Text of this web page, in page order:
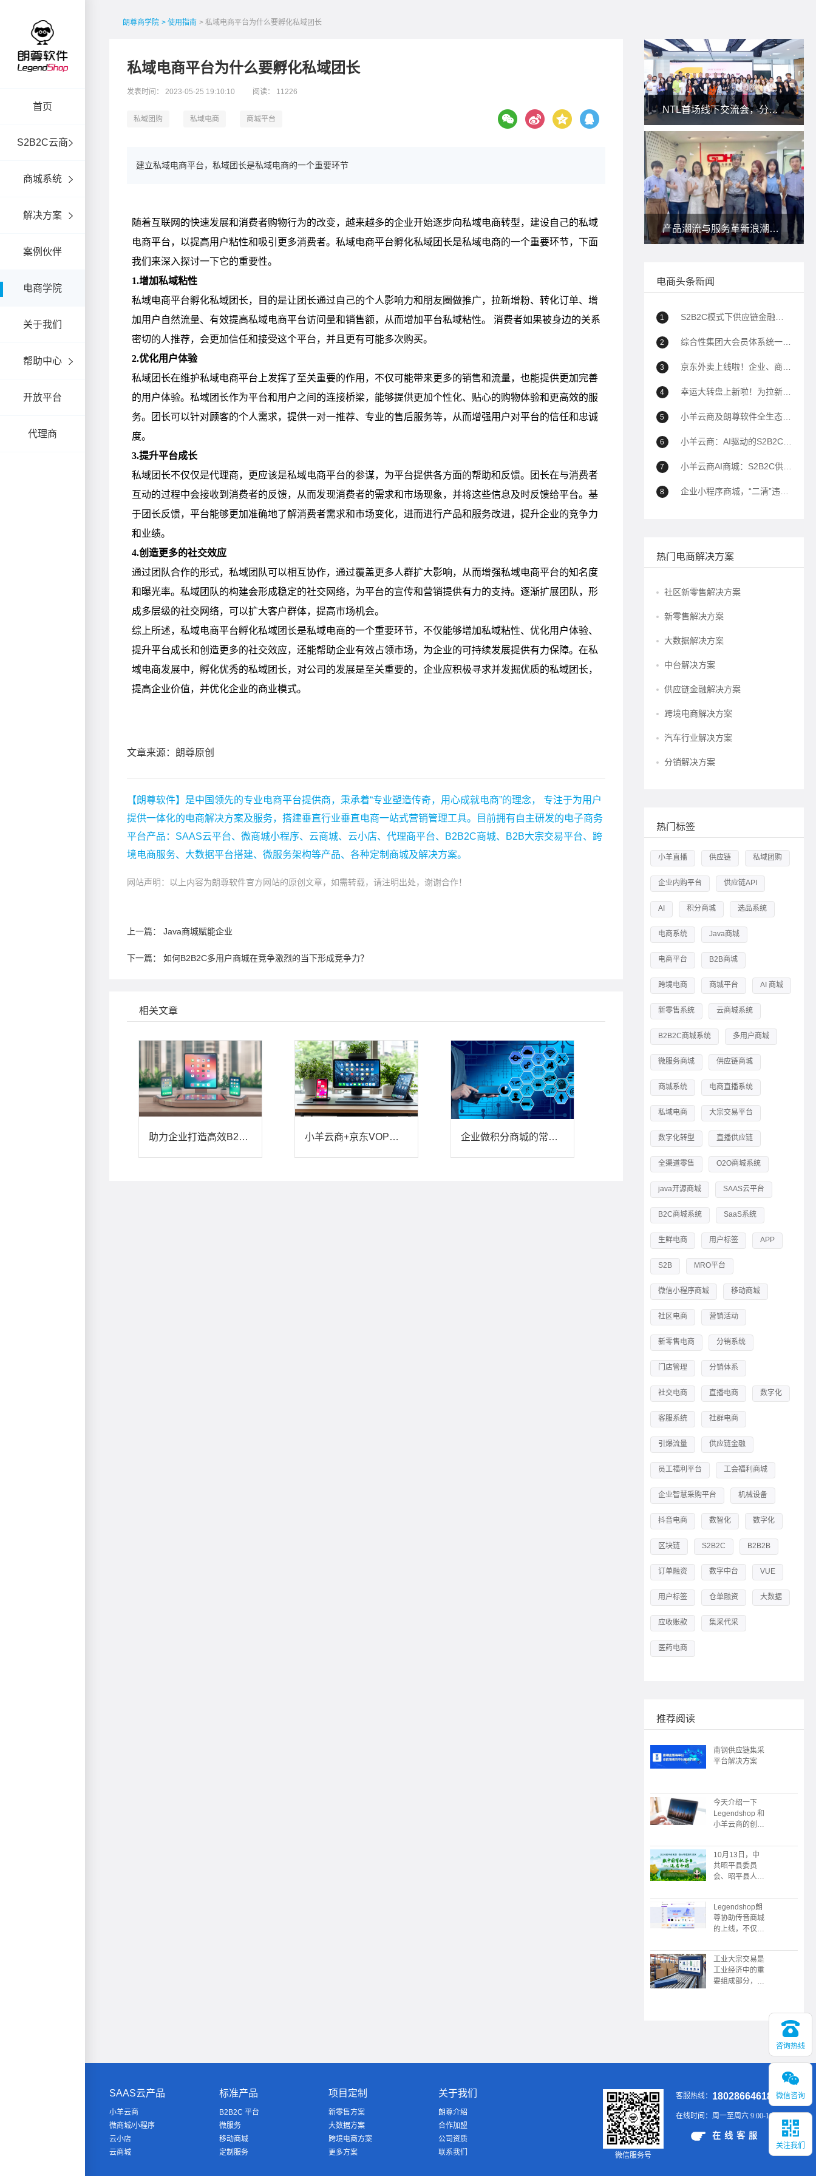
首页
S2B2C云商
商城系统
解决方案
案例伙伴
电商学院
关于我们
帮助中心
开放平台
代理商
朗尊商学院 > 使用指南 > 私域电商平台为什么要孵化私域团长
私域电商平台为什么要孵化私域团长
发表时间： 2023-05-25 19:10:10 阅读： 11226
私域团购 私域电商 商城平台
建立私域电商平台，私域团长是私域电商的一个重要环节
文章来源：朗尊原创
【朗尊软件】是中国领先的专业电商平台提供商，秉承着“专业塑造传奇，用心成就电商”的理念， 专注于为用户
提供一体化的电商解决方案及服务，搭建垂直行业垂直电商一站式营销管理工具。目前拥有自主研发的电子商务
平台产品：SAAS云平台、微商城小程序、云商城、云小店、代理商平台、B2B2C商城、B2B大宗交易平台、跨
境电商服务、大数据平台搭建、微服务架构等产品、各种定制商城及解决方案。
网站声明：以上内容为朗尊软件官方网站的原创文章，如需转载，请注明出处，谢谢合作！
上一篇： Java商城赋能企业
下一篇： 如何B2B2C多用户商城在竞争激烈的当下形成竞争力？
相关文章
助力企业打造高效B2C独立电商系统 小羊云商+京东VOP：供应链生态升级提升电商效率 企业做积分商城的常见误区，来看看你中招了没
NTL首场线下交流会，分享私域新玩法！
产品潮流与服务革新浪潮下，朗尊与省人协一起研讨：人力资源服务供应商如何应对？
电商头条新闻
1 S2B2C模式下供应链金融如何助力企业降本增效？
2 综合性集团大会员体系统一解决方案
3 京东外卖上线啦！企业、商家自己的商城也能用上京东外卖！
4 幸运大转盘上新啦！为拉新、转化、留存增加新帮手！
5 小羊云商及朗尊软件全生态解决方案深度问答（100问）
6 小羊云商：AI驱动的S2B2C全域电商生态平台全面解析
7 小羊云商AI商城：S2B2C供应链到全域运营的商业模式白皮书——以AI驱动私域电商生态重构
8 企业小程序商城，“二清”违规封禁的解决方案
热门电商解决方案
社区新零售解决方案
新零售解决方案
大数据解决方案
中台解决方案
供应链金融解决方案
跨境电商解决方案
汽车行业解决方案
分销解决方案
热门标签
小羊直播 供应链 私域团购
企业内购平台 供应链API
AI 积分商城 选品系统
电商系统 Java商城
电商平台 B2B商城
跨境电商 商城平台 AI 商城
新零售系统 云商城系统
B2B2C商城系统 多用户商城
微服务商城 供应链商城
商城系统 电商直播系统
私域电商 大宗交易平台
数字化转型 直播供应链
全渠道零售 O2O商城系统
java开源商城 SAAS云平台
B2C商城系统 SaaS系统
生鲜电商 用户标签 APP
S2B MRO平台
微信小程序商城 移动商城
社区电商 营销活动
新零售电商 分销系统
门店管理 分销体系
社交电商 直播电商 数字化
客服系统 社群电商
引爆流量 供应链金融
员工福利平台 工会福利商城
企业智慧采购平台 机械设备
抖音电商 数智化 数字化
区块链 S2B2C B2B2B
订单融资 数字中台 VUE
用户标签 仓单融资 大数据
应收账款 集采代采
医药电商
推荐阅读
南钢供应链集采
平台解决方案
今天介绍一下
Legendshop 和
小羊云商的创始
10月13日，中
共昭平县委员
会、昭平县人民
朗尊软件科技有
限公司协助，广
东广播电视台触
电传媒协协办的
茶 还看今昭”
2023昭平有机
茶，香沁粤港澳
大湾区推介会在
Legendshop朗
尊协助传音商城
的上线，不仅是
转型的典范，更
展现了传音“深
耕本地化，敢为
全球先”的战略
工业大宗交易是
工业经济中的重
要组成部分，涉
用，企业可以在
大宗交易中实现
稳定的供应和销
争力。
SAAS云产品
小羊云商
微商城/小程序
云小店
云商城
标准产品
B2B2C 平台
微服务
移动商城
定制服务
项目定制
新零售方案
大数据方案
跨境电商方案
更多方案
关于我们
朗尊介绍
合作加盟
公司资质
联系我们
客服热线： 18028664618
在线时间：周一至周六 9:00-19:00
在线客服
微信服务号
咨询热线
微信咨询
关注我们